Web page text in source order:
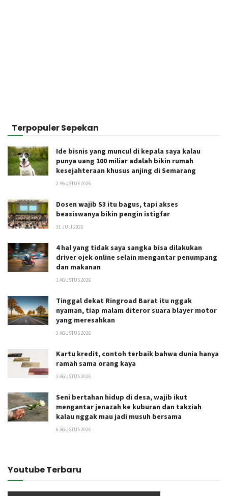
Terpopuler Sepekan
Ide bisnis yang muncul di kepala saya kalau
punya uang 100 miliar adalah bikin rumah
kesejahteraan khusus anjing di Semarang
2 AGUSTUS 2026
Dosen wajib S3 itu bagus, tapi akses
beasiswanya bikin pengin istigfar
31 JULI 2026
4 hal yang tidak saya sangka bisa dilakukan
driver ojek online selain mengantar penumpang
dan makanan
1 AGUSTUS 2026
Tinggal dekat Ringroad Barat itu nggak
nyaman, tiap malam diteror suara blayer motor
yang meresahkan
3 AGUSTUS 2026
Kartu kredit, contoh terbaik bahwa dunia hanya
ramah sama orang kaya
3 AGUSTUS 2026
Seni bertahan hidup di desa, wajib ikut
mengantar jenazah ke kuburan dan takziah
kalau nggak mau jadi musuh bersama
6 AGUSTUS 2026
Youtube Terbaru